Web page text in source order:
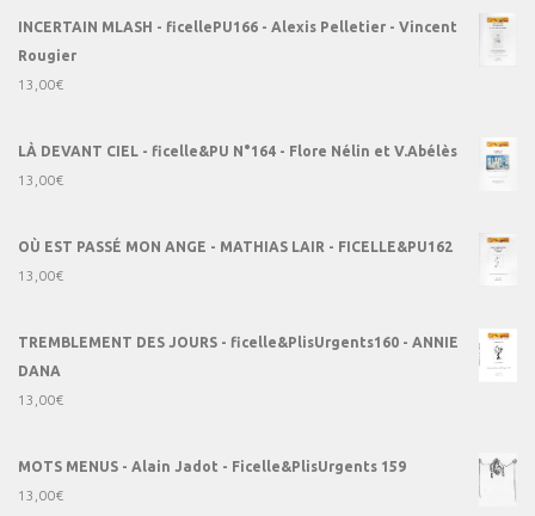
INCERTAIN MLASH - ficellePU166 - Alexis Pelletier - Vincent
Rougier
13,00€
LÀ DEVANT CIEL - ficelle&PU N°164 - Flore Nélin et V.Abélès
13,00€
OÙ EST PASSÉ MON ANGE - MATHIAS LAIR - FICELLE&PU162
13,00€
TREMBLEMENT DES JOURS - ficelle&PlisUrgents160 - ANNIE
DANA
13,00€
MOTS MENUS - Alain Jadot - Ficelle&PlisUrgents 159
13,00€